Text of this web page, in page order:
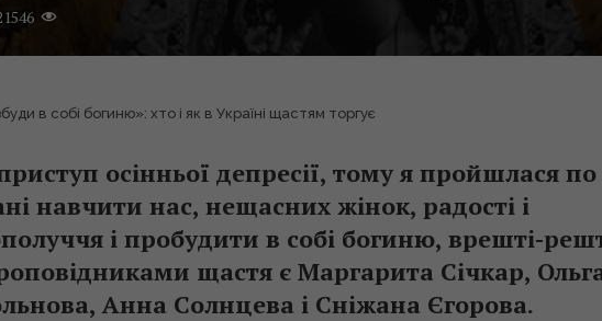
в собі богиню»: хто і як в Україні щастям торгує
осінньої депресії, тому я пройшлася по
навчити нас, нещасних жінок, радості і
і пробудити в собі богиню, врешті-
щастя є Маргарита Січкар,
Анна Солнцева і Сніжана Єгорова.